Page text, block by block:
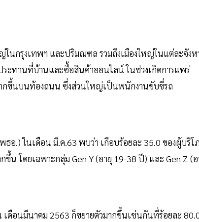
ในกรุงเทพฯ และปริมณฑล รวมถึงเมืองใหญ่ในแต่ละจังห
ระทานที่บ้านและซื้อสินค้าออนไลน์ ในช่วงเกิดการแพร่
ากขึ้นบนท้องถนน ซึ่งส่วนใหญ่เป็นพนักงานขับขี่รถ
อ.) ในเดือน มี.ค.63 พบว่า เกือบร้อยละ 35.0 ของผู้บริโ
น โดยเฉพาะกลุ่ม Gen Y (อายุ 19-38 ปี) และ Gen Z (อ
ดือนมีนาคม 2563 ก็ขยายตัวมากขึ้นเช่นกันที่ร้อยละ